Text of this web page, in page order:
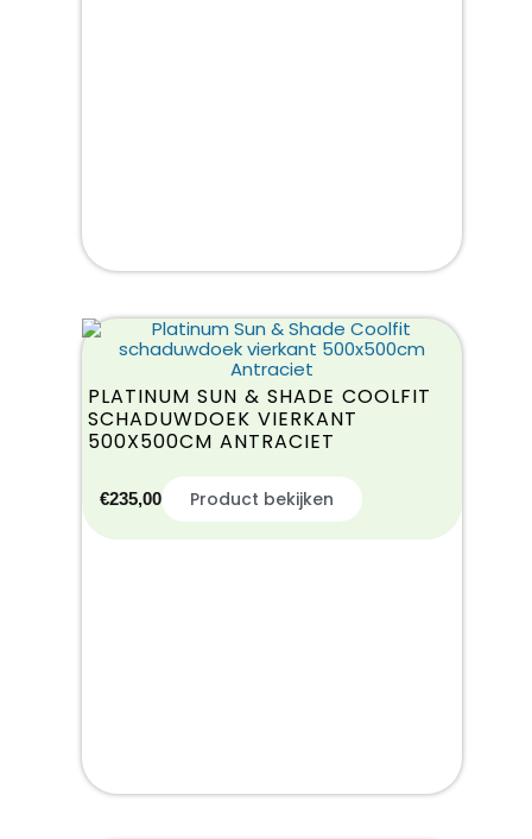
PLATINUM SUN & SHADE COOLFIT
SCHADUWDOEK VIERKANT
500X500CM ANTRACIET
€235,00 Product bekijken